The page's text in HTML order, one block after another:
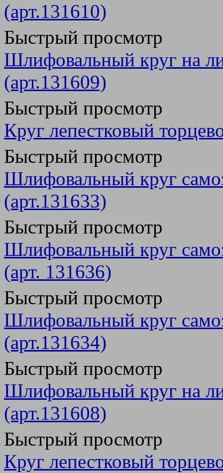
(арт.131610)
Быстрый просмотр
Шлифовальный круг на
(арт.131609)
Быстрый просмотр
Круг лепестковый
Быстрый просмотр
Шлифовальный круг
(арт.131633)
Быстрый просмотр
Шлифовальный круг
(арт. 131636)
Быстрый просмотр
Шлифовальный круг
(арт.131634)
Быстрый просмотр
Шлифовальный круг на
(арт.131608)
Быстрый просмотр
Круг лепестковый